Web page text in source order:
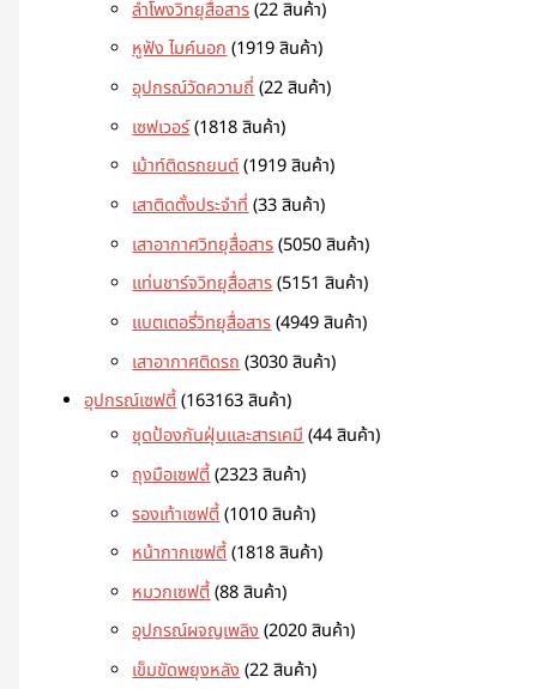
ลำโพงวิทยุสื่อสาร 22 สินค้า
หูฟัง ไมค์นอก 1919 สินค้า
อุปกรณ์วัดความถี่ 22 สินค้า
เซฟเวอร์ 1818 สินค้า
เม้าท์ติดรถยนต์ 1919 สินค้า
เสาติดตั้งประจำที่ 33 สินค้า
เสาอากาศวิทยุสื่อสาร 5050 สินค้า
แท่นชาร์จวิทยุสื่อสาร 5151 สินค้า
แบตเตอรี่วิทยุสื่อสาร 4949 สินค้า
เสาอากาศติดรถ 3030 สินค้า
อุปกรณ์เซฟตี้ 163163 สินค้า
ชุดป้องกันฝุ่นและสารเคมี 44 สินค้า
ถุงมือเซฟตี้ 2323 สินค้า
รองเท้าเซฟตี้ 1010 สินค้า
หน้ากากเซฟตี้ 1818 สินค้า
หมวกเซฟตี้ 88 สินค้า
อุปกรณ์ผจญเพลิง 2020 สินค้า
เข็มขัดพยุงหลัง 22 สินค้า